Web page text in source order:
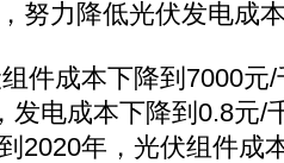
努力降低光伏发电成
成本下降到7000元/
发电成本下降到0.8元/
2020年，光伏组件成